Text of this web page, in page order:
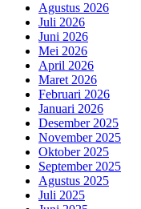
Agustus 2026
Juli 2026
Juni 2026
Mei 2026
April 2026
Maret 2026
Februari 2026
Januari 2026
Desember 2025
November 2025
Oktober 2025
September 2025
Agustus 2025
Juli 2025